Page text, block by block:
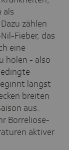
als
zählen
Fieber, das
eine
holen - also
längst
breiten
aus.
Borreliose-
aktiver